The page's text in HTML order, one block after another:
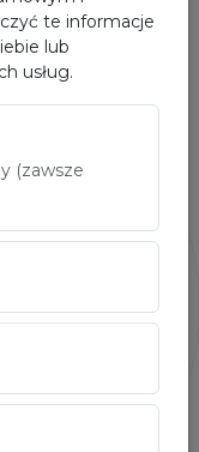
te informacje
lub
usług.
(zawsze